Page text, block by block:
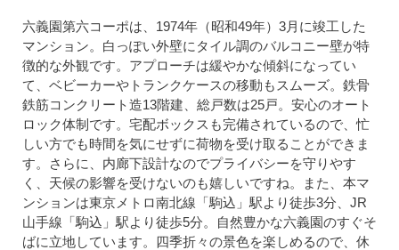
六義園第六コーポは、1974年（昭和49年）3月に竣工した
マンション。白っぽい外壁にタイル調のバルコニー壁が特
徴的な外観です。アプローチは緩やかな傾斜になってい
て、ベビーカーやトランクケースの移動もスムーズ。鉄骨
鉄筋コンクリート造13階建、総戸数は25戸。安心のオート
ロック体制です。宅配ボックスも完備されているので、忙
しい方でも時間を気にせずに荷物を受け取ることができま
す。さらに、内廊下設計なのでプライバシーを守りやす
く、天候の影響を受けないのも嬉しいですね。また、本マ
ンションは東京メトロ南北線「駒込」駅より徒歩3分、JR
山手線「駒込」駅より徒歩5分。自然豊かな六義園のすぐそ
ばに立地しています。四季折々の景色を楽しめるので、休